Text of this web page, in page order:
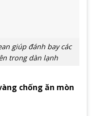
giúp đánh bay các
trong dàn lạnh
chống ăn mòn